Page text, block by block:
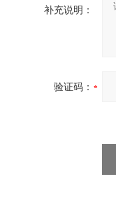
补充说明：
验证码：